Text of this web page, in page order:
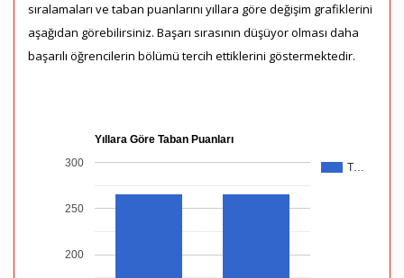
sıralamaları ve taban puanlarını yıllara göre değişim grafiklerini
aşağıdan görebilirsiniz. Başarı sırasının düşüyor olması daha
başarılı öğrencilerin bölümü tercih ettiklerini göstermektedir.
Yıllara Göre Taban Puanları
T…
200
250
300